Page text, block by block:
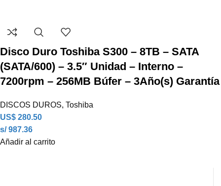
Disco Duro Toshiba S300 – 8TB – SATA
(SATA/600) – 3.5″ Unidad – Interno –
7200rpm – 256MB Búfer – 3Año(s) Garantía
DISCOS DUROS, Toshiba
US$ 280.50
s/ 987.36
Añadir al carrito